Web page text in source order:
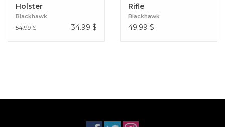
Holster
Blackhawk
54.99 $ 34.99 $
Rifle
Blackhawk
49.99 $